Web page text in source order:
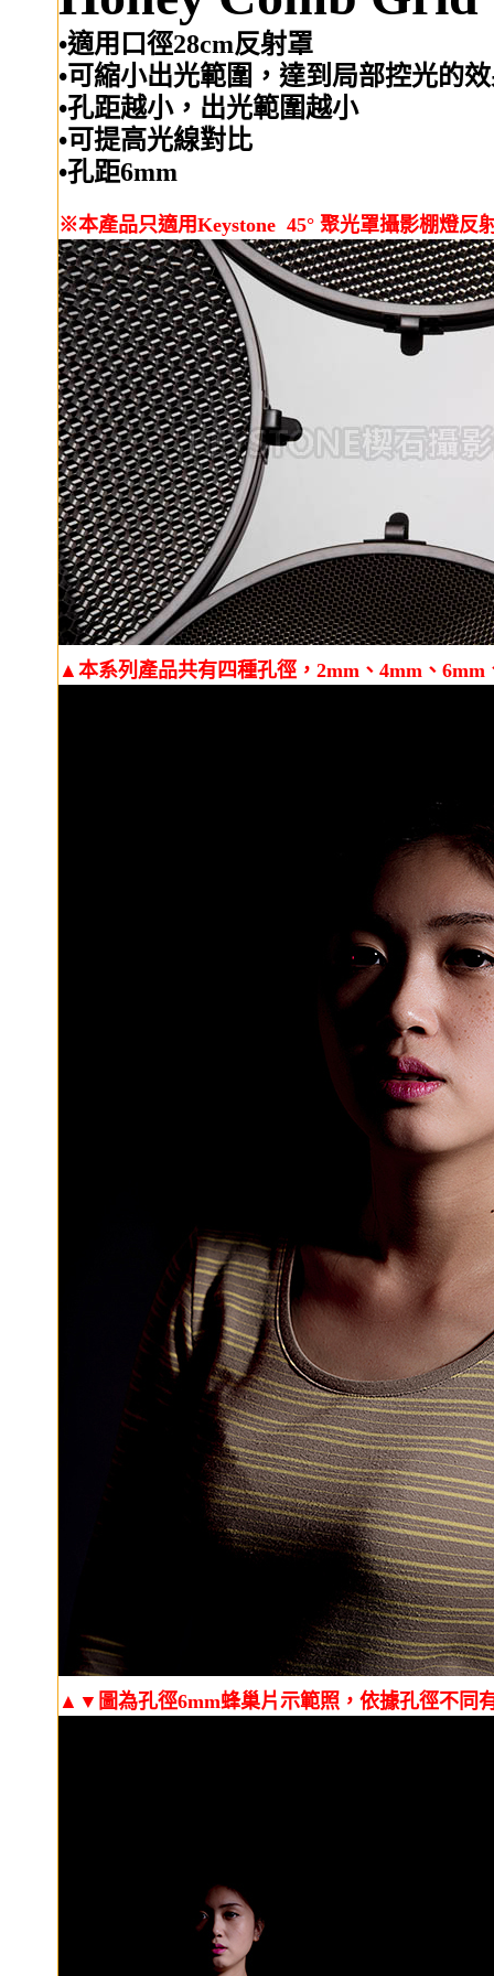
•適用口徑28cm反射罩
•可縮小出光範圍，達到局部控光的
•孔距越小，出光範圍越小
•可提高光線對比
•孔距6mm
※本產品只適用Keystone 45° 聚光罩攝影棚燈反
▲本系列產品共有四種孔徑，2mm、4mm、6mm
▲▼圖為孔徑6mm蜂巢片示範照，依據孔徑不同